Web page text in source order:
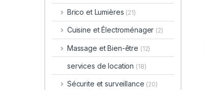
Brico et Lumières (21)
Cuisine et Électroménager (2)
Massage et Bien-être (12)
services de location (18)
Sécurite et surveillance (20)